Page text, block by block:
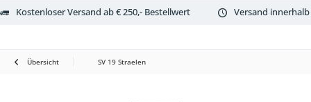
Kostenloser Versand ab € 250,- Bestellwert Versand
Übersicht SV 19 Straelen